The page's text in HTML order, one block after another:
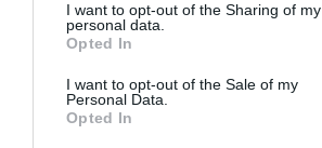
I want to opt-out of the Sharing of my
personal data.
Opted In
I want to opt-out of the Sale of my
Personal Data.
Opted In
Σάββατο 16 Απριλίου 2022